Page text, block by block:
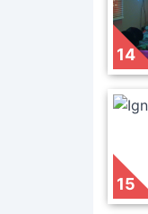
14
15